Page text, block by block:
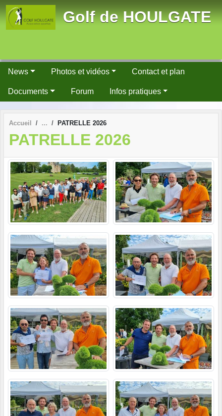
Golf de HOULGATE
News Photos et vidéos Contact et plan
Documents Forum Infos pratiques
Accueil PATRELLE 2026
PATRELLE 2026
Panneau de gestion des cookies